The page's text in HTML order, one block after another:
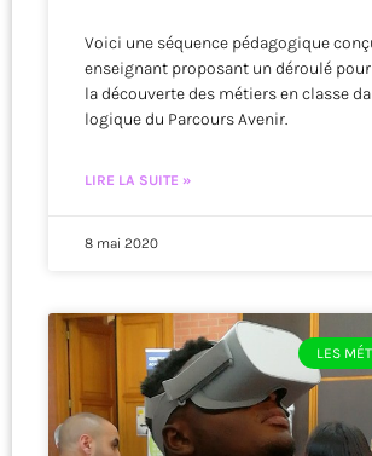
Voici une séquence pédagogique
enseignant proposant un déroulé
la découverte des métiers en classe
logique du Parcours Avenir.
LIRE LA SUITE »
8 mai 2020
LES